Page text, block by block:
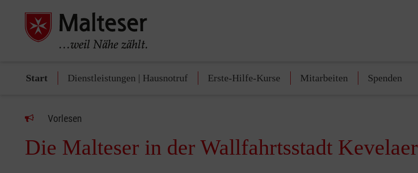
Start Dienstleistungen | Hausnotruf Erste-Hilfe-Kurse Mitarbeiten Spenden
Vorlesen
Die Malteser in der Wallfahrtsstadt Kevelaer